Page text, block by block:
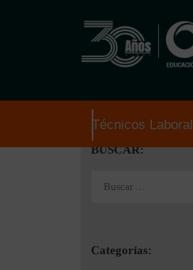
Técnicos
BUSCAR:
Categorías: